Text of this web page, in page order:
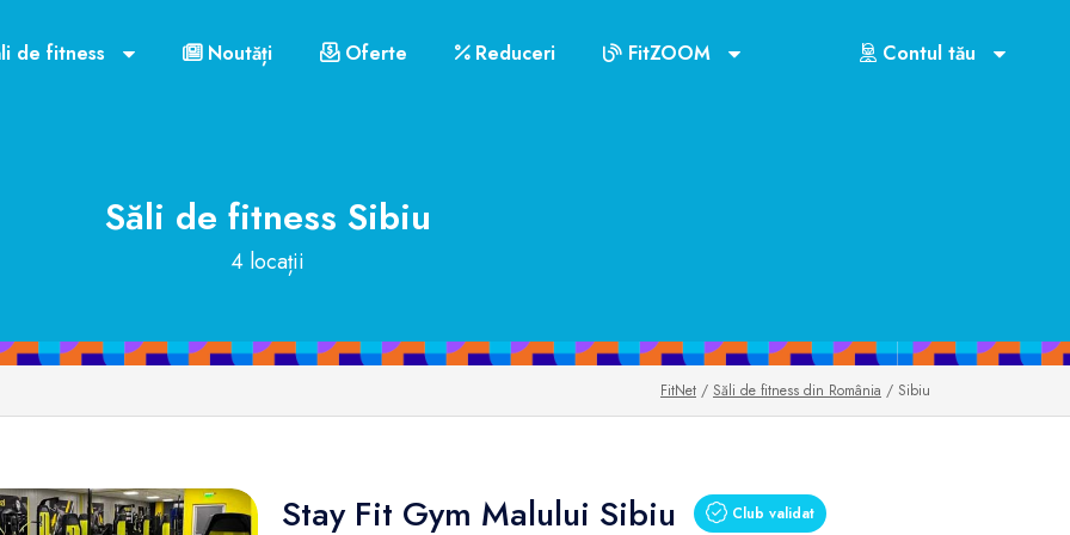
de fitness Noutăți Oferte Reduceri FitZOOM Contul tău
Săli de fitness Sibiu
4 locații
FitNet / Săli de fitness din România / Sibiu
Stay Fit Gym Malului Sibiu Club validat